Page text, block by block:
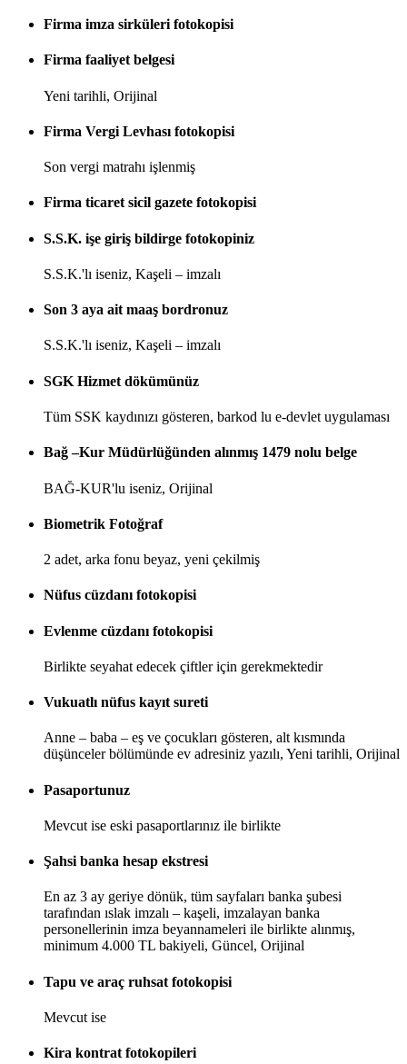
Firma imza sirküleri fotokopisi
Firma faaliyet belgesi
Yeni tarihli, Orijinal
Firma Vergi Levhası fotokopisi
Son vergi matrahı işlenmiş
Firma ticaret sicil gazete fotokopisi
S.S.K. işe giriş bildirge fotokopiniz
S.S.K.'lı iseniz, Kaşeli – imzalı
Son 3 aya ait maaş bordronuz
S.S.K.'lı iseniz, Kaşeli – imzalı
SGK Hizmet dökümünüz
Tüm SSK kaydınızı gösteren, barkod lu e-devlet uygulaması
Bağ –Kur Müdürlüğünden alınmış 1479 nolu belge
BAĞ-KUR'lu iseniz, Orijinal
Biometrik Fotoğraf
2 adet, arka fonu beyaz, yeni çekilmiş
Nüfus cüzdanı fotokopisi
Evlenme cüzdanı fotokopisi
Birlikte seyahat edecek çiftler için gerekmektedir
Vukuatlı nüfus kayıt sureti
Anne – baba – eş ve çocukları gösteren, alt kısmında
düşünceler bölümünde ev adresiniz yazılı, Yeni tarihli, Orijinal
Pasaportunuz
Mevcut ise eski pasaportlarınız ile birlikte
Şahsi banka hesap ekstresi
En az 3 ay geriye dönük, tüm sayfaları banka şubesi
tarafından ıslak imzalı – kaşeli, imzalayan banka
personellerinin imza beyannameleri ile birlikte alınmış,
minimum 4.000 TL bakiyeli, Güncel, Orijinal
Tapu ve araç ruhsat fotokopisi
Mevcut ise
Kira kontrat fotokopileri